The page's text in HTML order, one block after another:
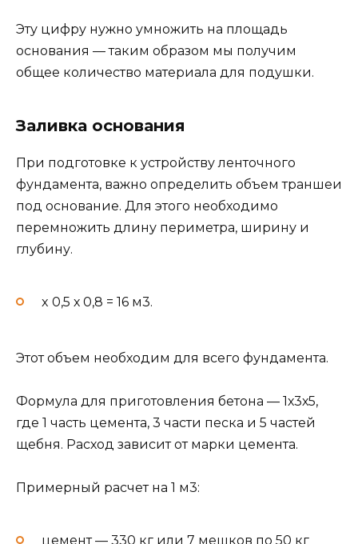
Эту цифру нужно умножить на площадь
основания — таким образом мы получим
общее количество материала для подушки.
Заливка основания
При подготовке к устройству ленточного
фундамента, важно определить объем траншеи
под основание. Для этого необходимо
перемножить длину периметра, ширину и
глубину.
x 0,5 х 0,8 = 16 м3.
Этот объем необходим для всего фундамента.
Формула для приготовления бетона — 1х3х5,
где 1 часть цемента, 3 части песка и 5 частей
щебня. Расход зависит от марки цемента.
Примерный расчет на 1 м3:
цемент — 330 кг или 7 мешков по 50 кг